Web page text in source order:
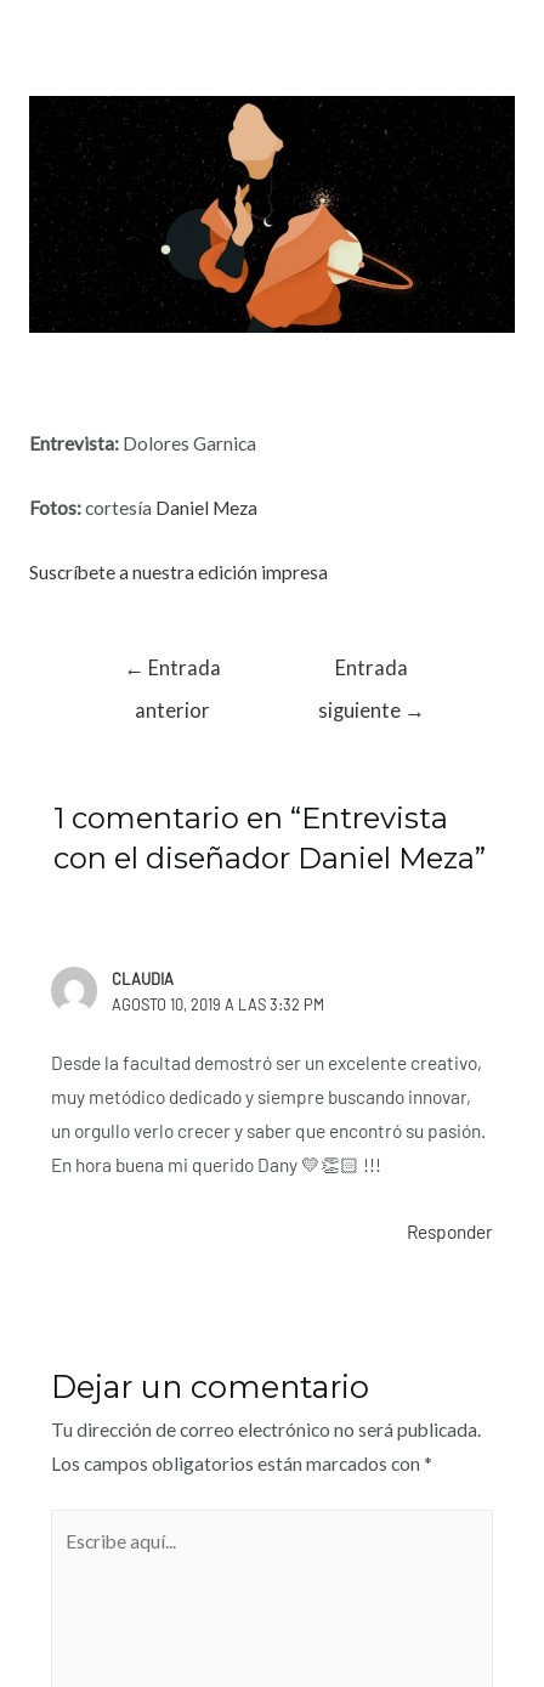
Entrevista:Dolores Garnica
Fotos:cortesía Daniel Meza
Suscríbete a nuestra edición impresa
← Entrada
anterior
Entrada
siguiente →
1 comentario en “Entrevista
con el diseñador Daniel Meza”
CLAUDIA
AGOSTO 10, 2019 A LAS 3:32 PM
Desde la facultad demostró ser un excelente creativo,
muy metódico dedicado y siempre buscando innovar,
un orgullo verlo crecer y saber que encontró su pasión.
En hora buena mi querido Dany 💛👏🏻 !!!
Responder
Dejar un comentario
Tu dirección de correo electrónico no será publicada.
Los campos obligatorios están marcados con *